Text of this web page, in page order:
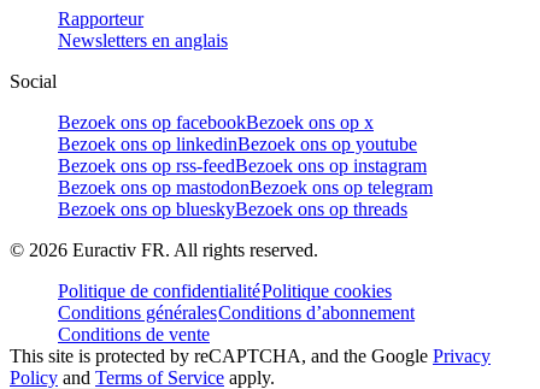
Rapporteur
Newsletters en anglais
Social
Bezoek ons op facebookBezoek ons op x
Bezoek ons op linkedinBezoek ons op youtube
Bezoek ons op rss-feedBezoek ons op instagram
Bezoek ons op mastodonBezoek ons op telegram
Bezoek ons op blueskyBezoek ons op threads
© 2026 Euractiv FR. All rights reserved.
Politique de confidentialitéPolitique cookies
Conditions généralesConditions d’abonnement
Conditions de vente
This site is protected by reCAPTCHA, and the Google Privacy
Policy and Terms of Service apply.